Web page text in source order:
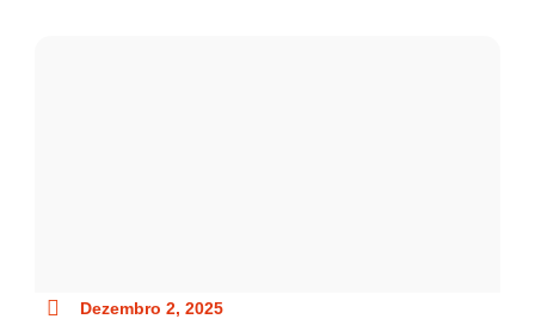
Dezembro 2, 2025